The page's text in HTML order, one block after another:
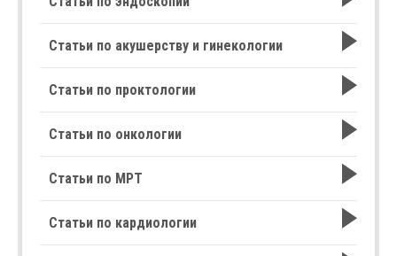
Статьи по акушерству и гинекологии
Статьи по проктологии
Статьи по онкологии
Статьи по МРТ
Статьи по кардиологии